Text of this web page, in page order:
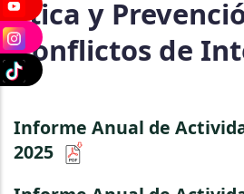
Ética y
Conflictos de
Informe Anual de
2025